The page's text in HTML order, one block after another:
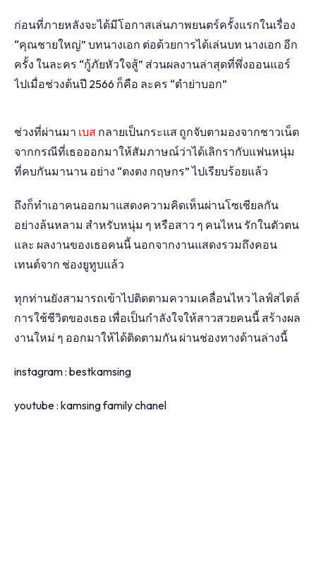
ก่อนที่ภายหลังจะได้มีโอกาสเล่นภาพยนตร์ครั้งแรกในเรื่อง
“คุณชายใหญ่” บทนางเอก ต่อด้วยการได้เล่นบท นางเอก อีก
ครั้ง ในละคร “กู้ภัยหัวใจสู้” ส่วนผลงานล่าสุดที่พึ่งออนแอร์
ไปเมื่อช่วงต้นปี 2566 ก็คือ ละคร “ตำย่าบอก”
ช่วงที่ผ่านมา เบส กลายเป็นกระแส ถูกจับตามองจากชาวเน็ต
จากกรณีที่เธอออกมาให้สัมภาษณ์ว่าได้เลิกรากับแฟนหนุ่ม
ที่คบกันมานาน อย่าง “ตงตง กฤษกร” ไปเรียบร้อยแล้ว
ถึงก็ทำเอาคนออกมาแสดงความคิดเห็นผ่านโซเชียลกัน
อย่างล้นหลาม สำหรับหนุ่ม ๆ หรือสาว ๆ คนไหน รักในตัวตน
และ ผลงานของเธอคนนี้ นอกจากงานแสดงรวมถึงคอน
เทนต์จาก ช่องยูทูบแล้ว
ทุกท่านยังสามารถเข้าไปติดตามความเคลื่อนไหว ไลฟ์สไตล์
การใช้ชีวิตของเธอ เพื่อเป็นกำลังใจให้สาวสวยคนนี้ สร้างผล
งานใหม่ ๆ ออกมาให้ได้ติดตามกัน ผ่านช่องทางด้านล่างนี้
instagram : bestkamsing
youtube : kamsing family chanel